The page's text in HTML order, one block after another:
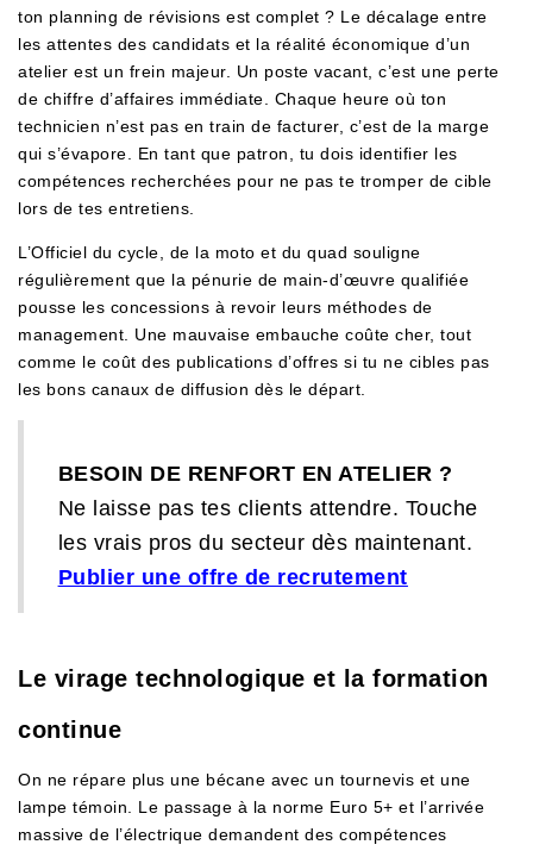
ton planning de révisions est complet ? Le décalage entre
les attentes des candidats et la réalité économique d’un
atelier est un frein majeur. Un poste vacant, c’est une perte
de chiffre d’affaires immédiate. Chaque heure où ton
technicien n’est pas en train de facturer, c’est de la marge
qui s’évapore. En tant que patron, tu dois identifier les
compétences recherchées pour ne pas te tromper de cible
lors de tes entretiens.
L’Officiel du cycle, de la moto et du quad souligne
régulièrement que la pénurie de main-d’œuvre qualifiée
pousse les concessions à revoir leurs méthodes de
management. Une mauvaise embauche coûte cher, tout
comme le coût des publications d’offres si tu ne cibles pas
les bons canaux de diffusion dès le départ.
BESOIN DE RENFORT EN ATELIER ?
Ne laisse pas tes clients attendre. Touche
les vrais pros du secteur dès maintenant.
Publier une offre de recrutement
Le virage technologique et la formation
continue
On ne répare plus une bécane avec un tournevis et une
lampe témoin. Le passage à la norme Euro 5+ et l’arrivée
massive de l’électrique demandent des compétences